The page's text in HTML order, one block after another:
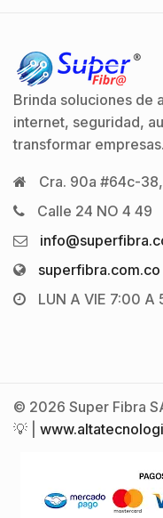
Brinda soluciones de
internet, seguridad,
transformar empresas.
Cra. 90a #64c-
Calle 24 NO 4 49
superfibra.com.co
LUN A VIE 7:00 A
© 2026 Super Fibra
💡 |